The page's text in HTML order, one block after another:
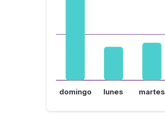
domingo lunes martes